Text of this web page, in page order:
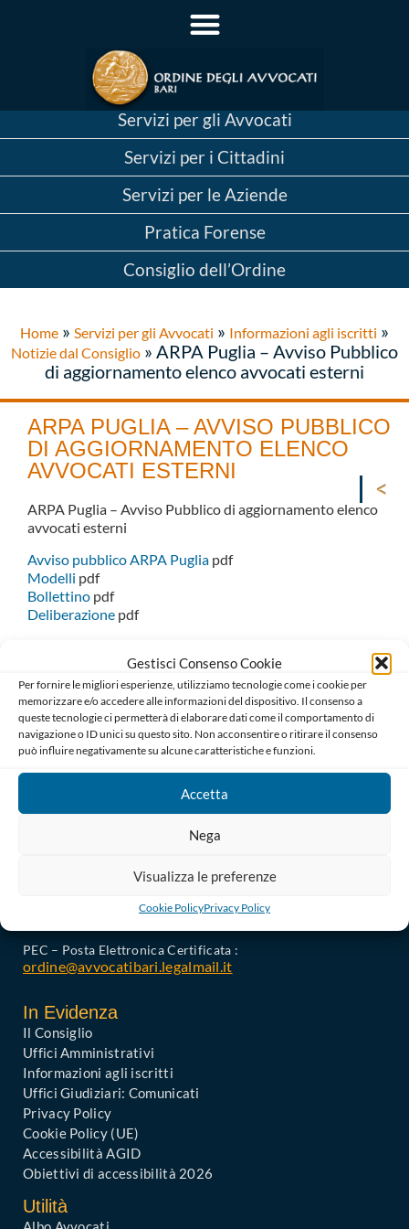
Gestisci Consenso Cookie
Per fornire le migliori esperienze, utilizziamo tecnologie come i cookie per
memorizzare e/o accedere alle informazioni del dispositivo. Il consenso a
queste tecnologie ci permetterà di elaborare dati come il comportamento di
navigazione o ID unici su questo sito. Non acconsentire o ritirare il consenso
può influire negativamente su alcune caratteristiche e funzioni.
Accetta
Nega
Visualizza le preferenze
Cookie PolicyPrivacy Policy
Servizi per gli Avvocati
Servizi per i Cittadini
Servizi per le Aziende
Pratica Forense
Consiglio dell’Ordine
Home » Servizi per gli Avvocati » Informazioni agli iscritti »
Notizie dal Consiglio » ARPA Puglia – Avviso Pubblico
di aggiornamento elenco avvocati esterni
ARPA PUGLIA – AVVISO PUBBLICO
DI AGGIORNAMENTO ELENCO
AVVOCATI ESTERNI
ARPA Puglia – Avviso Pubblico di aggiornamento elenco
avvocati esterni
Avviso pubblico ARPA Puglia pdf
Modelli pdf
Bollettino pdf
Deliberazione pdf
Ordine degli Avvocati di Bari
Telefono : 080 574 91 54 / 080 527 73 24
Codice Fiscale: 80019470725
PEC – Posta Elettronica Certificata :
ordine@avvocatibari.legalmail.it
In Evidenza
Il Consiglio
Uffici Amministrativi
Informazioni agli iscritti
Uffici Giudiziari: Comunicati
Privacy Policy
Cookie Policy (UE)
Accessibilità AGID
Obiettivi di accessibilità 2026
Utilità